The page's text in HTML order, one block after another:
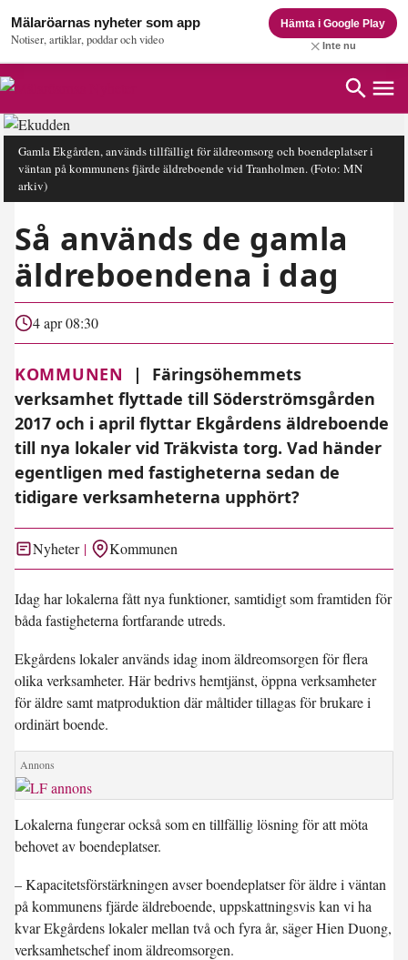
Mälaröarnas nyheter som app
Notiser, artiklar, poddar och video
Hämta i Google Play
Inte nu
Gamla Ekgården, används tillfälligt för äldreomsorg och boendeplatser i
väntan på kommunens fjärde äldreboende vid Tranholmen.(Foto: MN
arkiv)
Så används de gamla
äldreboendena i dag
4 apr 08:30
KOMMUNEN |
Färingsöhemmets
verksamhet flyttade till Söderströmsgården
2017 och i april flyttar Ekgårdens äldreboende
till nya lokaler vid Träkvista torg. Vad händer
egentligen med fastigheterna sedan de
tidigare verksamheterna upphört?
Nyheter Kommunen
Idag har lokalerna fått nya funktioner, samtidigt som framtiden för
båda fastigheterna fortfarande utreds.
Ekgårdens lokaler används idag inom äldreomsorgen för flera
olika verksamheter. Här bedrivs hemtjänst, öppna verksamheter
för äldre samt matproduktion där måltider tillagas för brukare i
ordinärt boende.
Lokalerna fungerar också som en tillfällig lösning för att möta
behovet av boendeplatser.
– Kapacitetsförstärkningen avser boendeplatser för äldre i väntan
på kommunens fjärde äldreboende, uppskattningsvis kan vi ha
kvar Ekgårdens lokaler mellan två och fyra år, säger Hien Duong,
verksamhetschef inom äldreomsorgen.